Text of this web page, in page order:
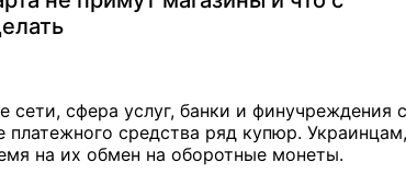
сети, сфера услуг, банки и финучреждения
платежного средства ряд купюр.
на их обмен на оборотные монеты.